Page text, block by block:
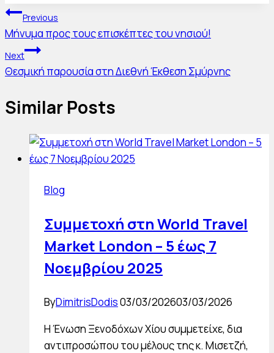
Πλοήγηση
άρθρων
Previous
Μήνυμα προς τους επισκέπτες του νησιού!
Next
Θεσμική παρουσία στη Διεθνή Έκθεση Σμύρνης
Similar Posts
Blog
Συμμετοχή στη World Travel
Market London – 5 έως 7
Νοεμβρίου 2025
ByDimitrisDodis03/03/202603/03/2026
Η Ένωση Ξενοδόχων Χίου συμμετείχε, δια
αντιπροσώπου του μέλους της κ. Μισετζή,